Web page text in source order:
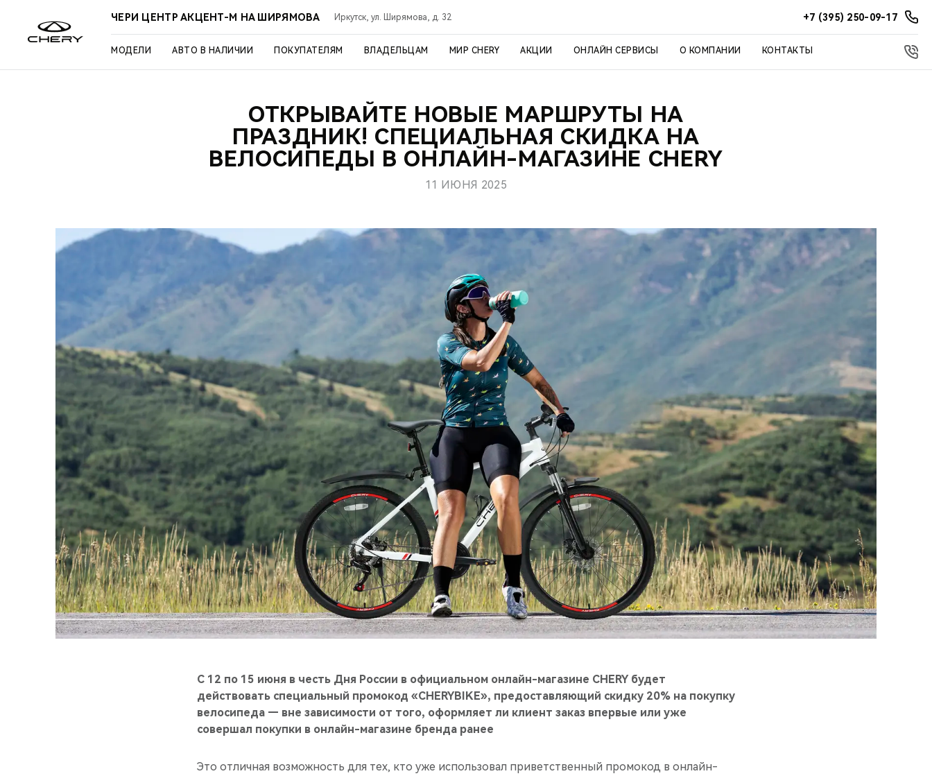
ЧЕРИ ЦЕНТР АКЦЕНТ-М НА ШИРЯМОВА Иркутск, ул. Ширямова, д. 32 +7 (395) 250-09-17
МОДЕЛИ АВТО В НАЛИЧИИ ПОКУПАТЕЛЯМ ВЛАДЕЛЬЦАМ МИР CHERY АКЦИИ ОНЛАЙН СЕРВИСЫ О КОМПАНИИ КОНТАКТЫ
ОТКРЫВАЙТЕ НОВЫЕ МАРШРУТЫ НА
ПРАЗДНИК! СПЕЦИАЛЬНАЯ СКИДКА НА
ВЕЛОСИПЕДЫ В ОНЛАЙН-МАГАЗИНЕ CHERY
11 ИЮНЯ 2025
С 12 по 15 июня в честь Дня России в официальном онлайн-магазине CHERY будет
действовать специальный промокод «CHERYBIKE», предоставляющий скидку 20% на покупку
велосипеда — вне зависимости от того, оформляет ли клиент заказ впервые или уже
совершал покупки в онлайн-магазине бренда ранее
Это отличная возможность для тех, кто уже использовал приветственный промокод в онлайн-